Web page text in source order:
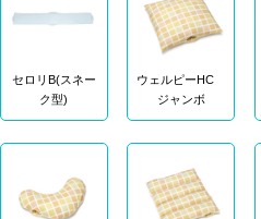
セロリB(スネー
ク型)
ウェルピーHC
ジャンボ